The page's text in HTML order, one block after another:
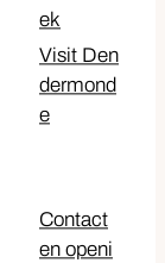
ek
Visit Den
dermond
e
Contact
en openi